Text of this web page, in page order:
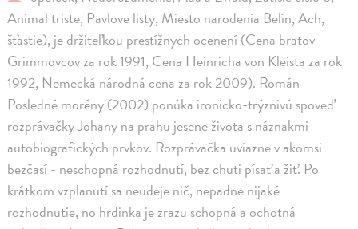
Animal triste, Pavlove listy, Miesto narodenia Belín, Ach,
šťastie), je držiteľkou prestížnych ocenení (Cena bratov
Grimmovcov za rok 1991, Cena Heinricha von Kleista za rok
1992, Nemecká národná cena za rok 2009). Román
Posledné morény (2002) ponúka ironicko-trýznivú spoveď
rozprávačky Johany na prahu jesene života s náznakmi
autobiografických prvkov. Rozprávačka uviazne v akomsi
bezčasí - neschopná rozhodnutí, bez chuti písať a žiť. Po
krátkom vzplanutí sa neudeje nič, nepadne nijaké
rozhodnutie, no hrdinka je zrazu schopná a ochotná